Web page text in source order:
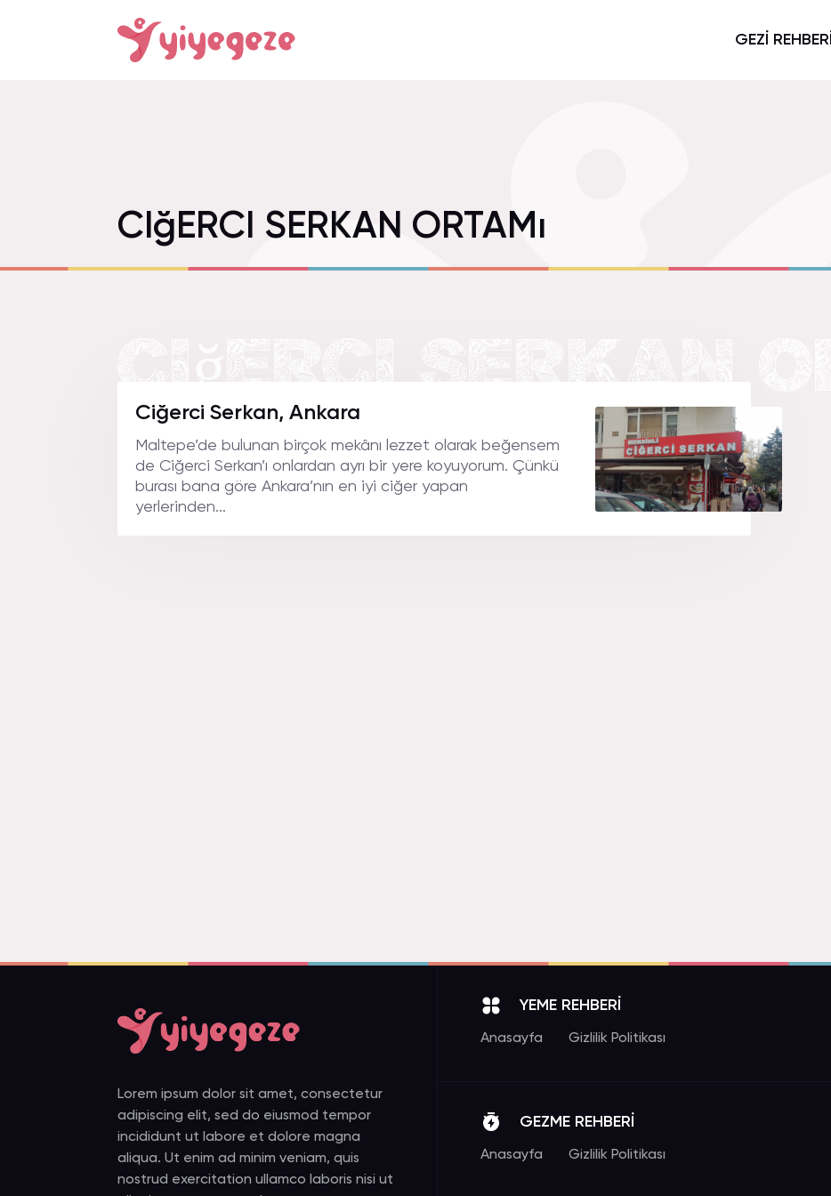
GEZİ REHBERİ
CIğERCI SERKAN ORTAMı
Ciğerci Serkan, Ankara
Maltepe’de bulunan birçok mekânı lezzet olarak beğensem
de Ciğerci Serkan’ı onlardan ayrı bir yere koyuyorum. Çünkü
burası bana göre Ankara’nın en iyi ciğer yapan
yerlerinden...
Lorem ipsum dolor sit amet, consectetur
adipiscing elit, sed do eiusmod tempor
incididunt ut labore et dolore magna
aliqua. Ut enim ad minim veniam, quis
nostrud exercitation ullamco laboris nisi ut
YEME REHBERİ
Anasayfa Gizlilik Politikası
GEZME REHBERİ
Anasayfa Gizlilik Politikası